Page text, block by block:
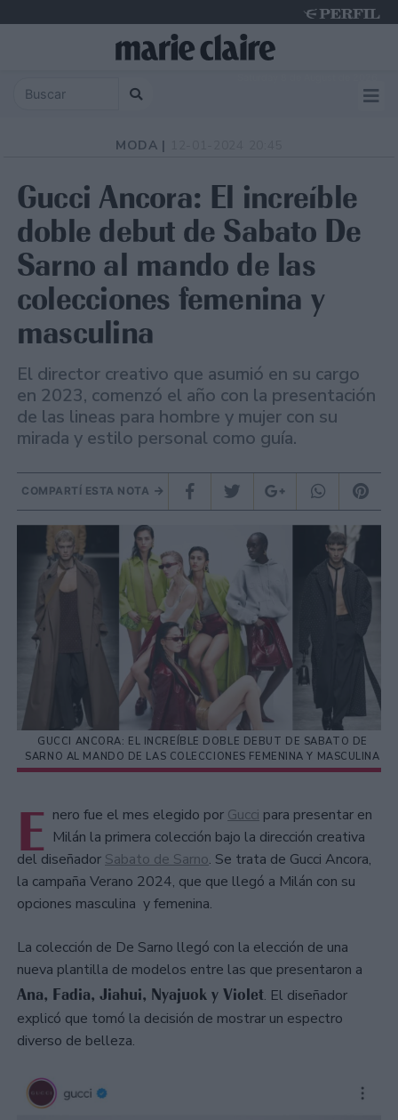
MODA |
Gucci Ancora: El increíble
doble debut de Sabato De
Sarno al mando de las
colecciones femenina y
masculina
El director creativo que asumió en su cargo
en 2023, comenzó el año con la presentación
de las lineas para hombre y mujer con su
mirada y estilo personal como guía.
COMPARTÍ ESTA NOTA
GUCCI ANCORA: EL INCREÍBLE DOBLE DEBUT DE SABATO DE
SARNO AL MANDO DE LAS COLECCIONES FEMENINA Y MASCULINA
E nero fue el mes elegido por Gucci para presentar en
Milán la primera colección bajo la dirección creativa
del diseñador Sabato de Sarno. Se trata de Gucci Ancora,
la campaña Verano 2024, que que llegó a Milán con su
opciones masculina y femenina.
La colección de De Sarno llegó con la elección de una
nueva plantilla de modelos entre las que presentaron a
Ana, Fadia, Jiahui, Nyajuok y Violet. El diseñador
explicó que tomó la decisión de mostrar un espectro
diverso de belleza.